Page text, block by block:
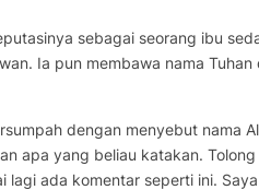
sebagai seorang ibu
Ia pun membawa nama
dengan menyebut nama
apa yang beliau katakan.
lagi ada komentar seperti ini.